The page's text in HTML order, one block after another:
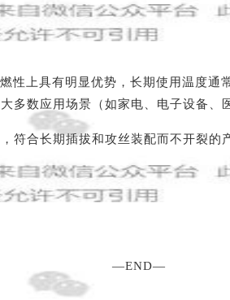
性上具有明显优势，长期使用温度
数应用场景（如家电、电子设备、
符合长期插拔和攻丝装配而不开裂
—END—